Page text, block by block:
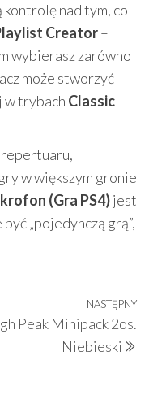
kontrolę nad tym, co
Creator–
wybierasz zarówno
może stworzyć
w trybach Classic
repertuaru,
w większym gronie
(Gra PS4)jest
„pojedynczą grą”,
NASTĘPNY
Peak Minipack 2os.
Niebieski